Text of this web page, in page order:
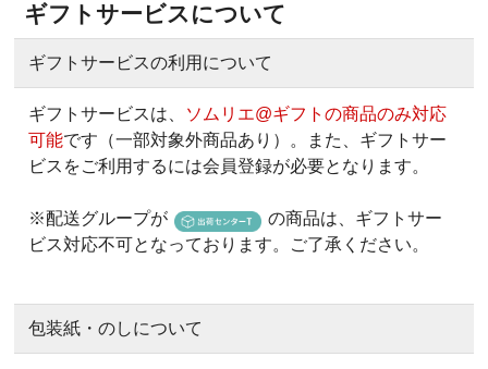
ギフトサービスについて
ギフトサービスの利用について
ギフトサービスは、
ソムリエ@ギフトの商品のみ対応
可能です（一部対象外商品あり）。また、ギフトサー
ビスをご利用するには会員登録が必要となります。
※配送グループが
の商品は、ギフトサー
ビス対応不可となっております。ご了承ください。
包装紙・のしについて